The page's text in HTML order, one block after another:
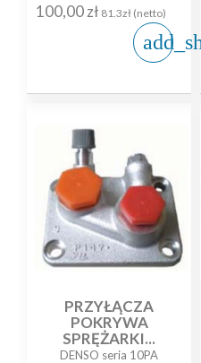
100,00 zł 81.3zł (netto)
PRZYŁĄCZA
POKRYWA
SPRĘŻARKI...
DENSO seria 10PA